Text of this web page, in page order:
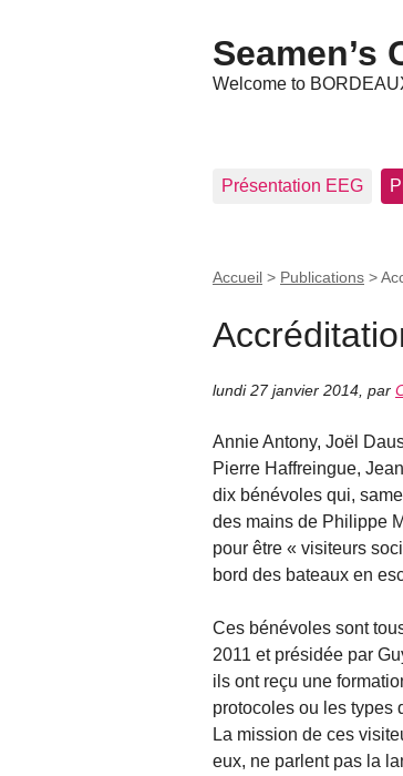
Seamen’s
Welcome to
Présentation EEG
Accueil > Publications >
lundi 27 janvier 2014 par
Annie Antony, Joël
Pierre Haffreingue,
dix bénévoles qui,
des mains de Philippe
pour être « visiteurs
bord des bateaux en
Ces bénévoles sont
2011 et présidée par
ils ont reçu une
protocoles ou les types
La mission de ces
eux, ne parlent pas la